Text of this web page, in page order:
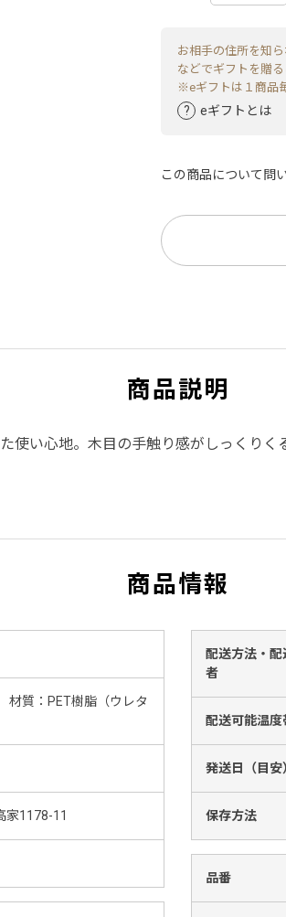
お相手の住所を知
などでギフトを贈る
※eギフトは１商品
eギフトとは
この商品について問
商品説明
使い心地。木目の手触り感がしっくり
商品情報
材質：PET樹脂（ウレタ
家1178-11
配送方法・配
者
配送可能温度
発送日（目安
保存方法
品番